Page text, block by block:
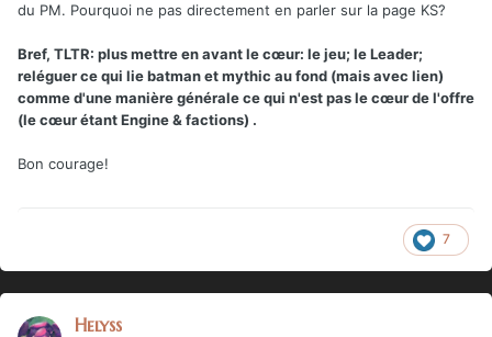
du PM. Pourquoi ne pas directement en parler sur la page KS?
Bref, TLTR: plus mettre en avant le cœur: le jeu; le Leader;
reléguer ce qui lie batman et mythic au fond (mais avec lien)
comme d'une manière générale ce qui n'est pas le cœur de l'offre
(le cœur étant Engine & factions) .
Bon courage!
7
Helyss